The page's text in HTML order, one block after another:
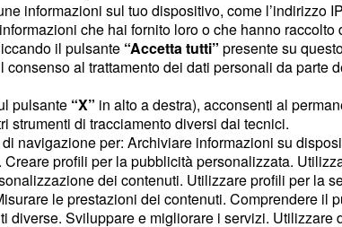
viene
città in cui sono
drastica:
tentare di
sembrerà ormai
ancora
informazioni sul tuo dispositivo, come l’indirizzo
che hai fornito loro o che hanno
il pulsante “Accetta tutti” presente su
al trattamento dei dati personali da parte
pulsante “X” in alto a destra), acconsenti al
strumenti di tracciamento diversi dai tecnici.
navigazione per: Archiviare informazioni su
profili per la pubblicità personalizzata.
dei contenuti. Utilizzare profili per la
le prestazioni dei contenuti. Comprendere il
diverse. Sviluppare e migliorare i servizi. Utilizzare